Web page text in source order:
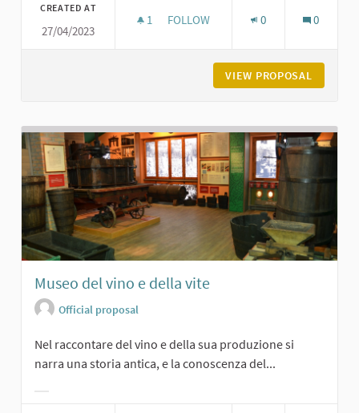
CREATED AT
27/04/2023
1 1 FOLLOWER
FOLLOW 0 0
VIEW PROPOSAL
Museo del vino e della vite
Official proposal
Nel raccontare del vino e della sua produzione si
narra una storia antica, e la conoscenza del...